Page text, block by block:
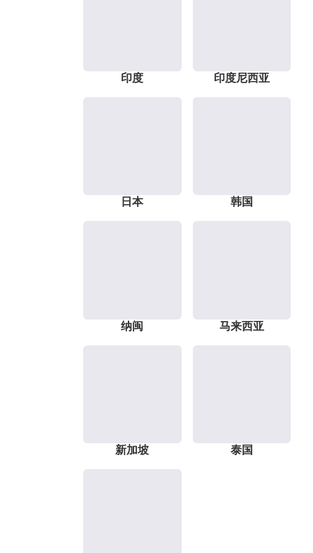
印度 印度尼西亚
日本 韩国
纳闽 马来西亚
新加坡 泰国